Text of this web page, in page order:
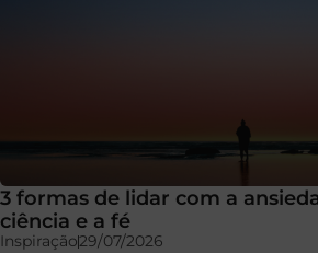
3 formas de lidar com a
ciência e a fé
Inspiração29/07/2026